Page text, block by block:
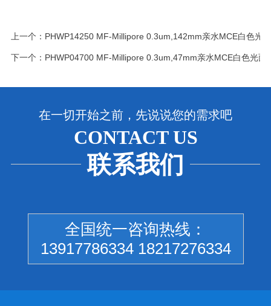
上一个： PHWP14250 MF-Millipore 0.3um,142mm亲水MCE白色光
下一个： PHWP04700 MF-Millipore 0.3um,47mm亲水MCE白色光面
在一切开始之前，先说说您的需求吧
CONTACT US
联系我们
全国统一咨询热线：
13917786334 18217276334